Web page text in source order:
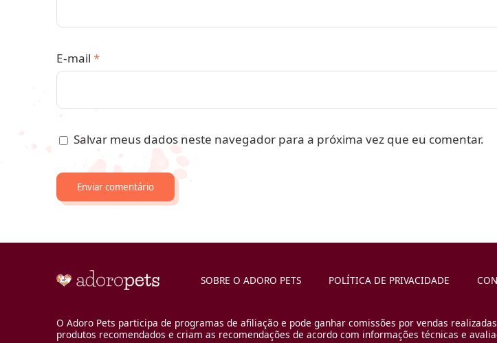
E-mail *
Salvar meus dados neste navegador para a próxima vez que eu comentar.
SOBRE O ADORO PETS POLÍTICA DE PRIVACIDADE
O Adoro Pets participa de programas de afiliação e pode ganhar comissões por vendas
produtos recomendados e criam as recomendações de acordo com informações técnicas e